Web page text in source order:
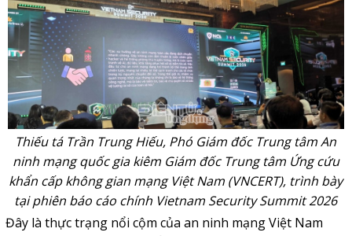
Thiếu tá Trần Trung Hiếu, Phó Giám đốc Trung tâm An
ninh mạng quốc gia kiêm Giám đốc Trung tâm Ứng cứu
khẩn cấp không gian mạng Việt Nam (VNCERT), trình bày
tại phiên báo cáo chính Vietnam Security Summit 2026
Đây là thực trạng nổi cộm của an ninh mạng Việt Nam